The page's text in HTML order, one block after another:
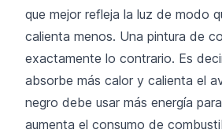
que mejor refleja la luz de modo
calienta menos. Una pintura de
exactamente lo contrario. Es
absorbe más calor y calienta el
negro debe usar más energía
aumenta el consumo de